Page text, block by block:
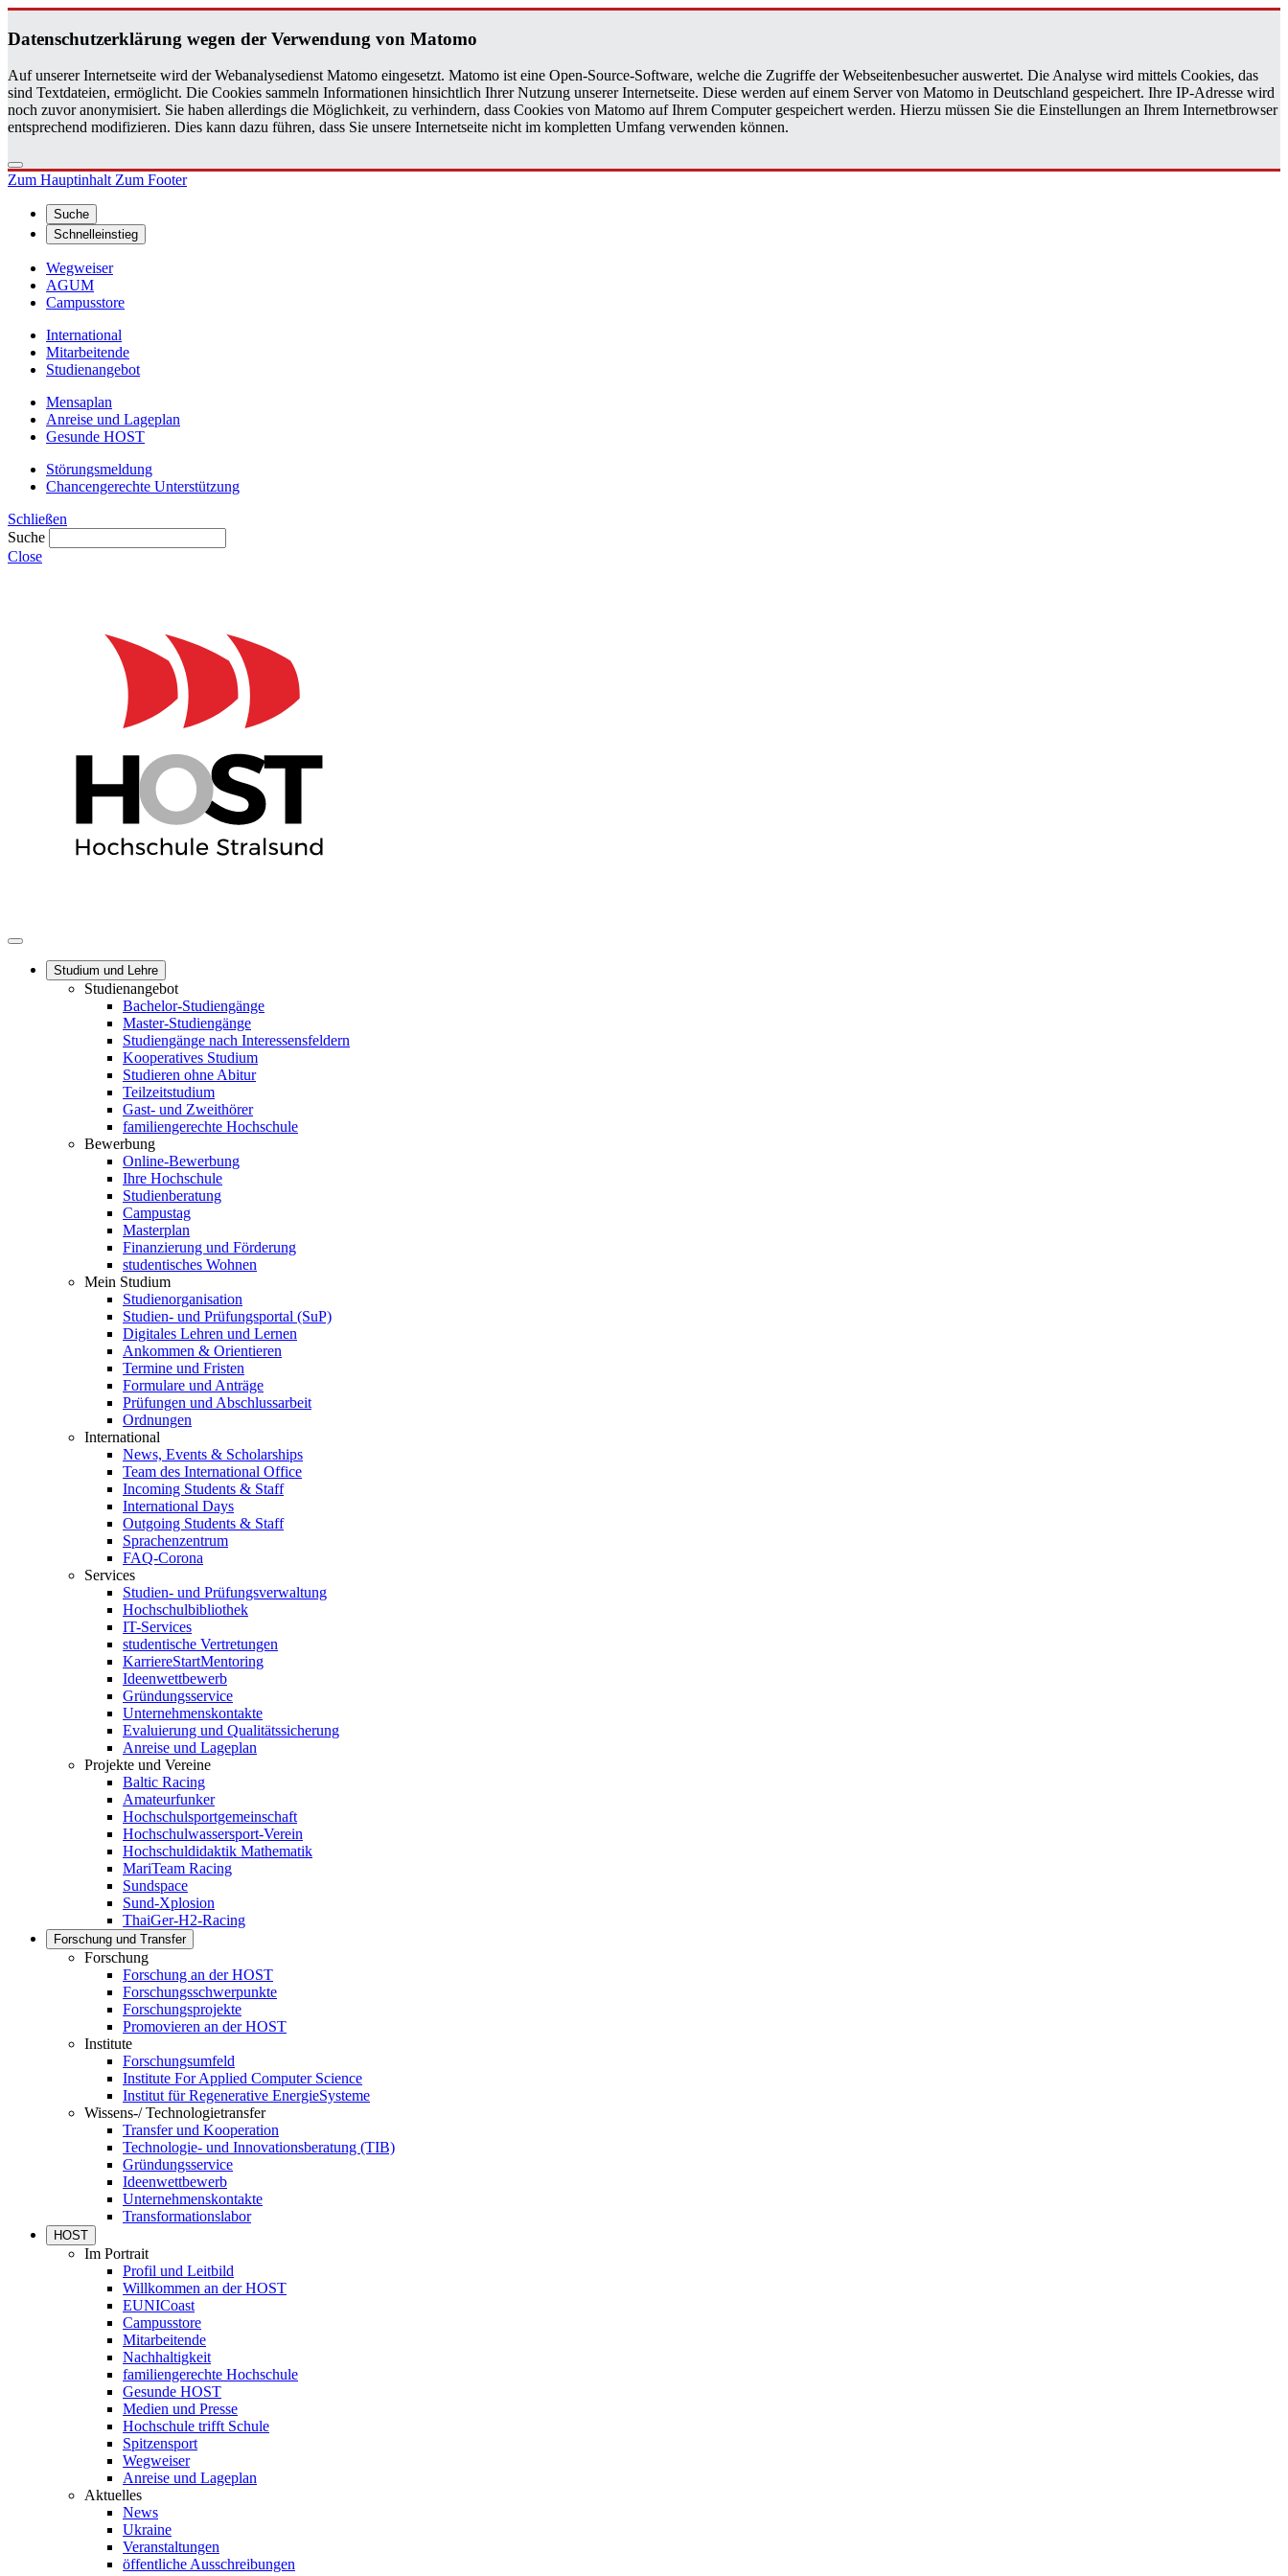
Da­ten­schutz­er­klä­rung wegen der Ver­wen­dung von Ma­to­mo
Auf unserer Internetseite wird der Webanalysedienst Matomo eingesetzt. Matomo ist eine Open-Source-Software, welche die Zugriffe der Webseitenbesucher auswertet. Die Analyse wird mittels Cookies, das
sind Textdateien, ermöglicht. Die Cookies sammeln Informationen hinsichtlich Ihrer Nutzung unserer Internetseite. Diese werden auf einem Server von Matomo in Deutschland gespeichert. Ihre IP-Adresse wird
noch zuvor anonymisiert. Sie haben allerdings die Möglichkeit, zu verhindern, dass Cookies von Matomo auf Ihrem Computer gespeichert werden. Hierzu müssen Sie die Einstellungen an Ihrem Internetbrowser
entsprechend modifizieren. Dies kann dazu führen, dass Sie unsere Internetseite nicht im kompletten Umfang verwenden können.
Zum HauptinhaltZum Footer
Suche
Schnelleinstieg
Wegweiser
AGUM
Campusstore
International
Mitarbeitende
Studienangebot
Mensaplan
Anreise und Lageplan
Gesunde HOST
Störungsmeldung
Chancengerechte Unterstützung
Schließen
Suche
Close
Studium und Lehre
Studienangebot
Bachelor-Studiengänge
Master-Studiengänge
Studiengänge nach Interessensfeldern
Kooperatives Studium
Studieren ohne Abitur
Teilzeitstudium
Gast- und Zweithörer
familiengerechte Hochschule
Bewerbung
Online-Bewerbung
Ihre Hochschule
Studienberatung
Campustag
Masterplan
Finanzierung und Förderung
studentisches Wohnen
Mein Studium
Studienorganisation
Studien- und Prüfungsportal (SuP)
Digitales Lehren und Lernen
Ankommen & Orientieren
Termine und Fristen
Formulare und Anträge
Prüfungen und Abschlussarbeit
Ordnungen
International
News, Events & Scholarships
Team des International Office
Incoming Students & Staff
International Days
Outgoing Students & Staff
Sprachenzentrum
FAQ-Corona
Services
Studien- und Prüfungsverwaltung
Hochschulbibliothek
IT-Services
studentische Vertretungen
KarriereStartMentoring
Ideenwettbewerb
Gründungsservice
Unternehmenskontakte
Evaluierung und Qualitätssicherung
Anreise und Lageplan
Projekte und Vereine
Baltic Racing
Amateurfunker
Hochschulsportgemeinschaft
Hochschulwassersport-Verein
Hochschuldidaktik Mathematik
MariTeam Racing
Sundspace
Sund-Xplosion
ThaiGer-H2-Racing
Forschung und Transfer
Forschung
Forschung an der HOST
Forschungsschwerpunkte
Forschungsprojekte
Promovieren an der HOST
Institute
Forschungsumfeld
Institute For Applied Computer Science
Institut für Regenerative EnergieSysteme
Wissens-/ Technologietransfer
Transfer und Kooperation
Technologie- und Innovationsberatung (TIB)
Gründungsservice
Ideenwettbewerb
Unternehmenskontakte
Transformationslabor
HOST
Im Portrait
Profil und Leitbild
Willkommen an der HOST
EUNICoast
Campusstore
Mitarbeitende
Nachhaltigkeit
familiengerechte Hochschule
Gesunde HOST
Medien und Presse
Hochschule trifft Schule
Spitzensport
Wegweiser
Anreise und Lageplan
Aktuelles
News
Ukraine
Veranstaltungen
öffentliche Ausschreibungen